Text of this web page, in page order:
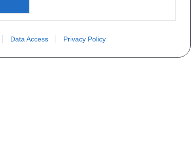
Data Access Privacy Policy